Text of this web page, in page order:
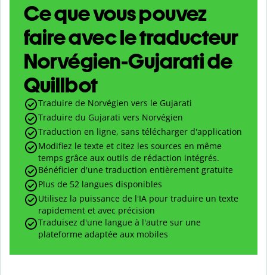
Ce que vous pouvez
faire avec le traducteur
Norvégien-Gujarati de
Quillbot
Traduire de Norvégien vers le Gujarati
Traduire du Gujarati vers Norvégien
Traduction en ligne, sans télécharger d'application
Modifiez le texte et citez les sources en même
temps grâce aux outils de rédaction intégrés.
Bénéficier d'une traduction entièrement gratuite
Plus de 52 langues disponibles
Utilisez la puissance de l'IA pour traduire un texte
rapidement et avec précision
Traduisez d'une langue à l'autre sur une
plateforme adaptée aux mobiles